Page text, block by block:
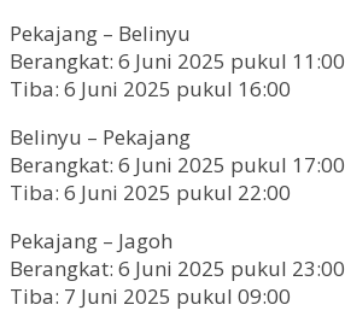
Pekajang – Belinyu
Berangkat: 6 Juni 2025 pukul 11:00
Tiba: 6 Juni 2025 pukul 16:00
Belinyu – Pekajang
Berangkat: 6 Juni 2025 pukul 17:00
Tiba: 6 Juni 2025 pukul 22:00
Pekajang – Jagoh
Berangkat: 6 Juni 2025 pukul 23:00
Tiba: 7 Juni 2025 pukul 09:00